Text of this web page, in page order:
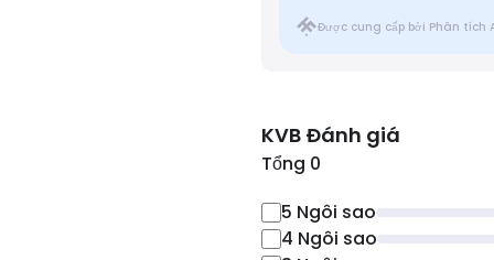
Được cung cấp bởi Phân tích
KVB Đánh giá
Tổng 0
5 Ngôi sao
4 Ngôi sao